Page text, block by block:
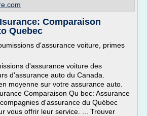
Comparaison
Quebec
d'assurance voiture, primes
d'assurance voiture des
d'assurance auto du Canada.
moyenne sur votre assurance auto.
Comparaison Qu bec: Assurance
d'assurance du Québec
vous offrir leur service. ... Trouver